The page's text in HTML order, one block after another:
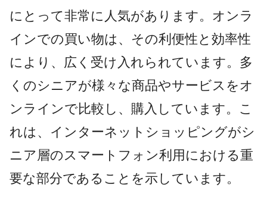
にとって非常に人気があります。オンラ
インでの買い物は、その利便性と効率性
により、広く受け入れられています。多
くのシニアが様々な商品やサービスをオ
ンラインで比較し、購入しています。こ
れは、インターネットショッピングがシ
ニア層のスマートフォン利用における重
要な部分であることを示しています。